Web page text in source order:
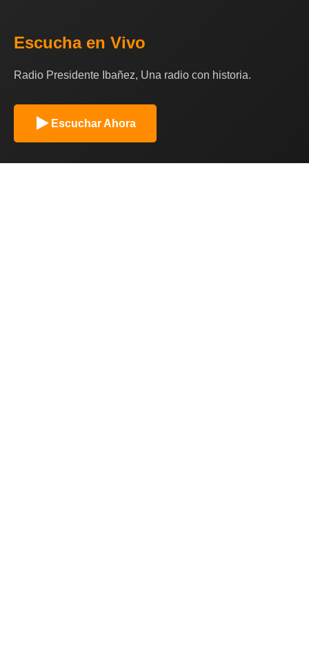
Escucha en Vivo
Radio Presidente Ibañez, Una radio con historia.
Escuchar Ahora